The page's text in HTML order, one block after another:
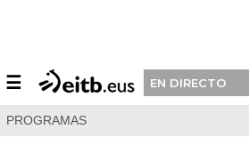
☰ EN DIRECTO
PROGRAMAS